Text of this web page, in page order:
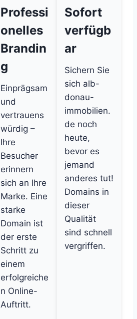
Professi
onelles
Brandin
g
Einprägsam
und
vertrauens
würdig –
Ihre
Besucher
erinnern
sich an Ihre
Marke. Eine
starke
Domain ist
der erste
Schritt zu
einem
erfolgreiche
n Online-
Auftritt.
Sofort
verfügb
ar
Sichern Sie
sich alb-
donau-
immobilien.
de noch
heute,
bevor es
jemand
anderes tut!
Domains in
dieser
Qualität
sind schnell
vergriffen.